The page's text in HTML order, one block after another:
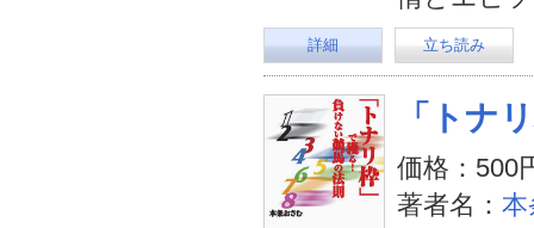
詳細 立ち読み
「トナ
価格：500
著者名：